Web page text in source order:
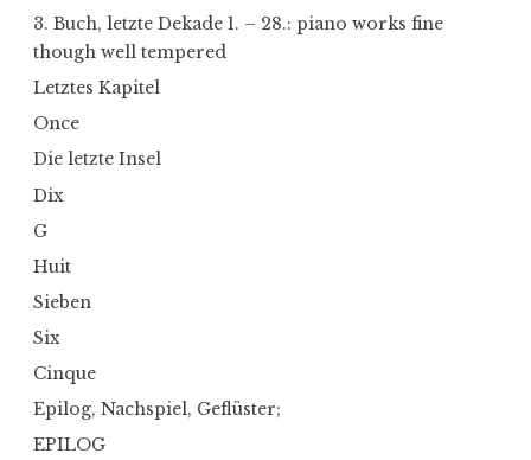
3. Buch, letzte Dekade 1. – 28.: piano works fine
though well tempered
Letztes Kapitel
Once
Die letzte Insel
Dix
G
Huit
Sieben
Six
Cinque
Epilog, Nachspiel, Geflüster;
EPILOG